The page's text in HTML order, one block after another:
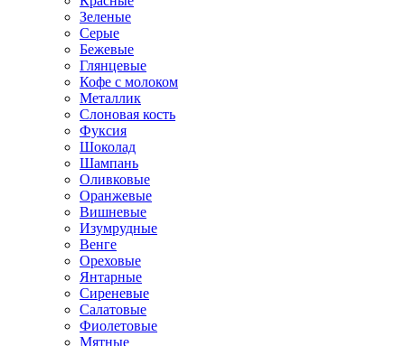
Зеленые
Серые
Бежевые
Глянцевые
Кофе с молоком
Металлик
Слоновая кость
Фуксия
Шоколад
Шампань
Оливковые
Оранжевые
Вишневые
Изумрудные
Венге
Ореховые
Янтарные
Сиреневые
Салатовые
Фиолетовые
Мятные